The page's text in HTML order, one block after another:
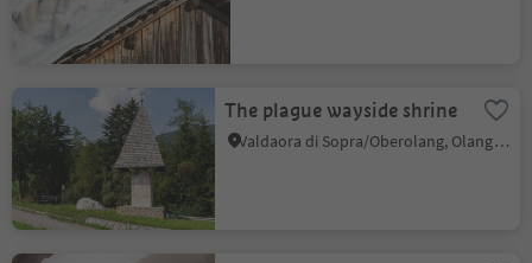
The plague wayside shrine
Valdaora di Sopra/Oberolang, Olang/Valdaora, Dolomites Region Kronplatz/Plan de Corones